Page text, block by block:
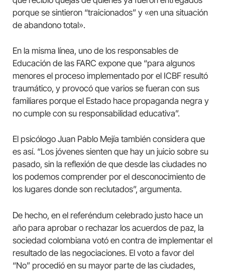
porque se sintieron “traicionados” y «en una situación
de abandono total».
En la misma línea, uno de los responsables de
Educación de las FARC expone que “para algunos
menores el proceso implementado por el ICBF resultó
traumático, y provocó que varios se fueran con sus
familiares porque el Estado hace propaganda negra y
no cumple con su responsabilidad educativa”.
El psicólogo Juan Pablo Mejía también considera que
es así. “Los jóvenes sienten que hay un juicio sobre su
pasado, sin la reflexión de que desde las ciudades no
los podemos comprender por el desconocimiento de
los lugares donde son reclutados”, argumenta.
De hecho, en el referéndum celebrado justo hace un
año para aprobar o rechazar los acuerdos de paz, la
sociedad colombiana votó en contra de implementar el
resultado de las negociaciones. El voto a favor del
“No” procedió en su mayor parte de las ciudades,